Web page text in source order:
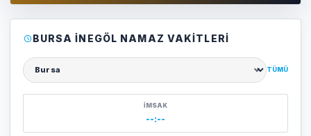
BURSA İNEGÖL NAMAZ VAKITLERI
Şehir seçin
TÜMÜ
İMSAK
--:--